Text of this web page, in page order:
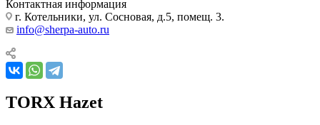
Контактная информация
г. Котельники, ул. Сосновая, д.5, помещ. 3.
info@sherpa-auto.ru
TORX Hazet